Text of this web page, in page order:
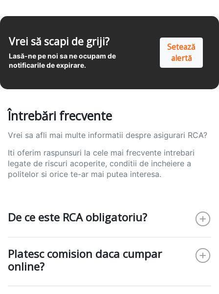
Vrei să scapi de griji?
Lasă-ne pe noi sa ne ocupam de
notificarile de expirare.
Setează
alertă
Întrebări frecvente
Vrei sa afli mai multe informatii despre asigurari RCA?
Iti oferim raspunsuri la cele mai frecvente intrebari
legate de riscuri acoperite, conditii de incheiere a
politelor si orice te-ar mai putea interesa.
De ce este RCA obligatoriu?
Platesc comision daca cumpar
online?